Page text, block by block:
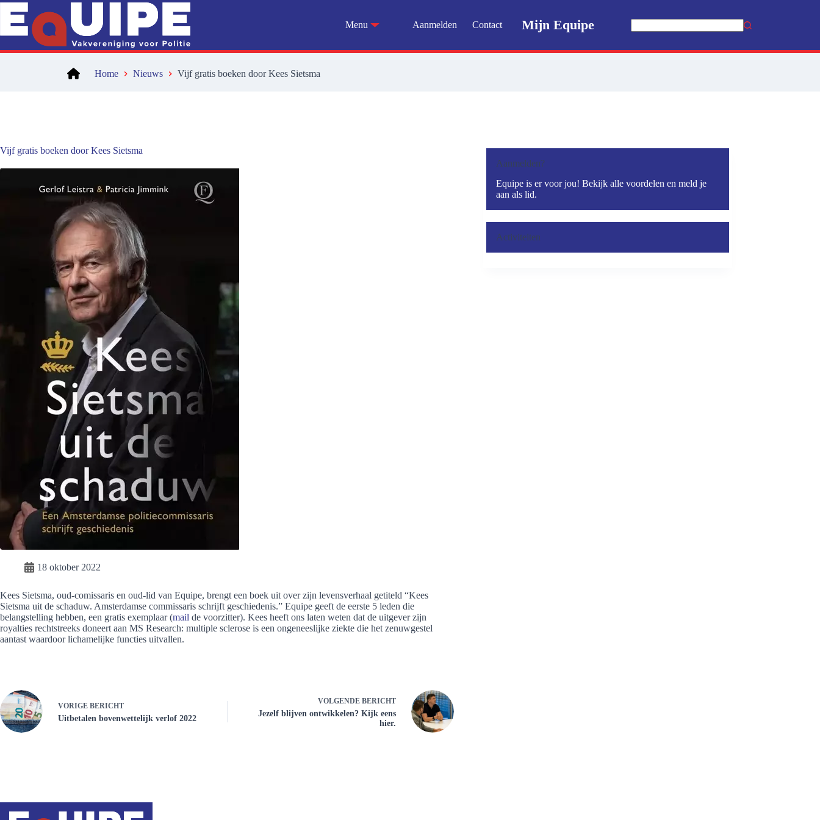
Ga
naar
inhoud
Menu Aanmelden Contact Mijn Equipe
Home Nieuws Vijf gratis boeken door Kees Sietsma
Vijf gratis boeken door Kees Sietsma
18 oktober 2022
Kees Sietsma, oud-comissaris en oud-lid van Equipe, brengt een boek uit over zijn levensverhaal getiteld “Kees
Sietsma uit de schaduw. Amsterdamse commissaris schrijft geschiedenis.” Equipe geeft de eerste 5 leden die
belangstelling hebben, een gratis exemplaar (mail de voorzitter). Kees heeft ons laten weten dat de uitgever zijn
royalties rechtstreeks doneert aan MS Research: multiple sclerose is een ongeneeslijke ziekte die het zenuwgestel
aantast waardoor lichamelijke functies uitvallen.
VORIGE BERICHT
Uitbetalen bovenwettelijk verlof 2022
VOLGENDE BERICHT
Jezelf blijven ontwikkelen? Kijk eens
hier.
Aanmelden?
Equipe is er voor jou! Bekijk alle voordelen en meld je
aan als lid.
Activiteiten